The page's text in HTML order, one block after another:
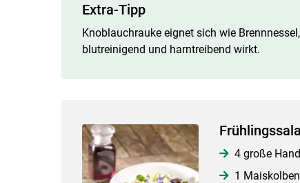
Extra-Tipp
Knoblauchrauke eignet sich wie
blutreinigend und harntreibend wirkt.
4 große
1